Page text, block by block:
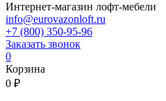
Интернет-магазин лофт-мебели
info@eurovazonloft.ru
+7 (800) 350-95-96
Заказать звонок
0
Корзина
0 ₽